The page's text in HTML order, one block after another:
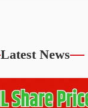
Latest News